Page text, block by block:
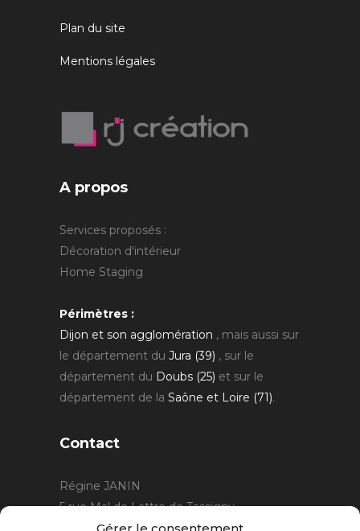
Plan du site
Mentions légales
A propos
Services proposés :
Décoration d'intérieur
Home Staging
Périmètres :
Dijon et son agglomération , mais aussi sur
le département du Jura (39) , sur le
département du Doubs (25) et sur le
département de la Saône et Loire (71).
Contact
Régine JANIN
5 rue Mal de Lattre de Tassigny
21220 Gevrey Chambertin